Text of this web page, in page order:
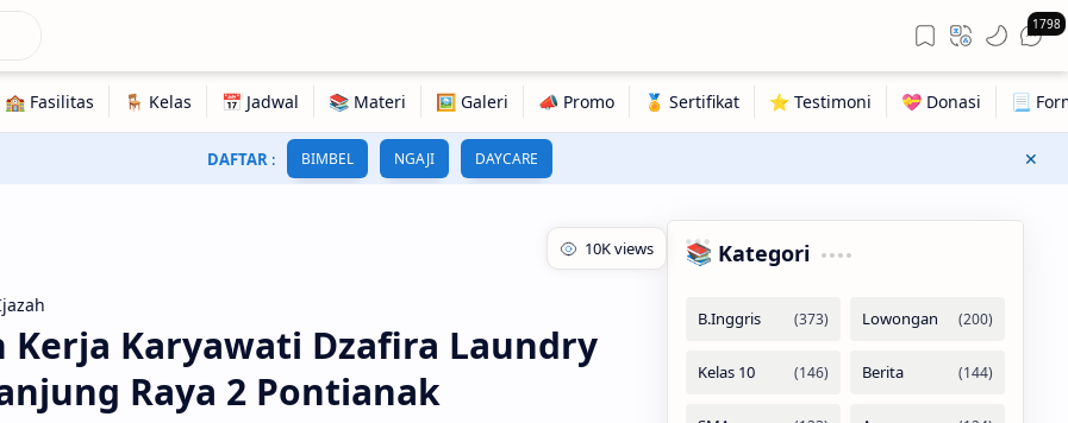
1798
DAFTAR : BIMBEL NGAJI DAYCARE
Kerja Karyawati Dzafira Laundry
Raya 2 Pontianak
📚 Kategori